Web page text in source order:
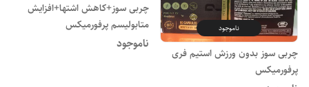
ناموجود
چربی سوز بدون ورزش استیم فری
پرفورمیکس
چربی سوز+کاهش اشتها+افزایش
متابولیسم پرفورمیکس
ناموجود